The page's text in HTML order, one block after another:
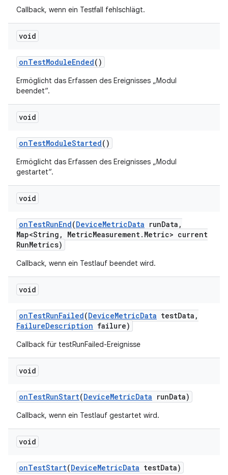
Callback, wenn ein Testfall fehlschlägt.
void
onTestModuleEnded()
Ermöglicht das Erfassen des Ereignisses „Modul
beendet“.
void
onTestModuleStarted()
Ermöglicht das Erfassen des Ereignisses „Modul
gestartet“.
void
onTestRunEnd(DeviceMetricData runData ,
Map<String , MetricMeasurement. Metric> current
RunMetrics)
Callback, wenn ein Testlauf beendet wird.
void
onTestRunFailed(DeviceMetricData testData ,
FailureDescription failure)
Callback für testRunFailed-Ereignisse
void
onTestRunStart(DeviceMetricData runData)
Callback, wenn ein Testlauf gestartet wird.
void
onTestStart(DeviceMetricData testData)